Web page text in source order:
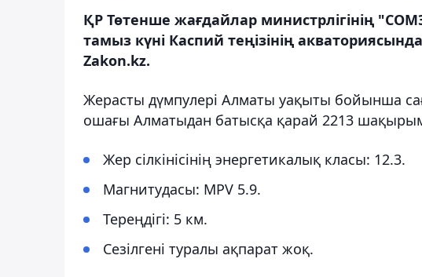
ҚР Төтенше жағдайлар министрлігінің
тамыз күні Каспий теңізінің
Zakon.kz.
Жерасты дүмпулері Алматы уақыты бойынша
ошағы Алматыдан батысқа қарай 2213
Жер сілкінісінің энергетикалық класы: 12.3.
Магнитудасы: MPV 5.9.
Тереңдігі: 5 км.
Сезілгені туралы ақпарат жоқ.